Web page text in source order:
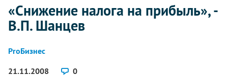
«Снижение налога на прибыль», -
В.П. Шанцев
ProБизнес
21.11.2008
0